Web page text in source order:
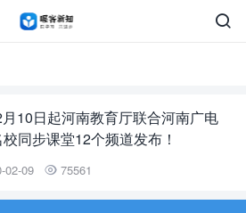

10日起河南教育厅联合河南广电
同步课堂12个频道发布！
02-09  75561